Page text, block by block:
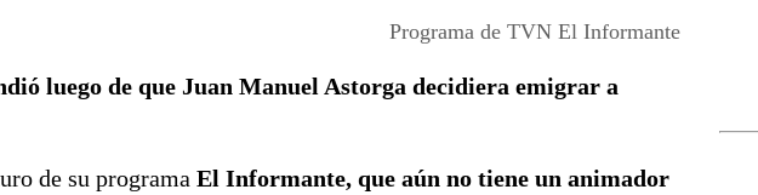
Programa de TVN El Informante
luego de que Juan Manuel Astorga decidiera emigrar a
de su programa El Informante, que aún no tiene un animador